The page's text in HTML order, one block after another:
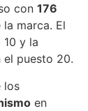
con 176
marca. El
10 y la
puesto 20.
los
en